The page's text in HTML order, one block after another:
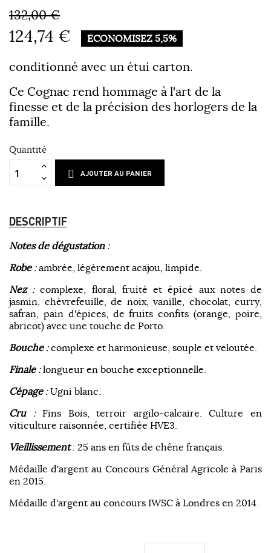
132,00 €
124,74 € ÉCONOMISEZ 5,5%
conditionné avec un étui carton.
Ce Cognac rend hommage à l'art de la
finesse et de la précision des horlogers de la
famille.
Quantité
AJOUTER AU PANIER
DESCRIPTIF
Notes de dégustation:
Robe:ambrée, légèrement acajou, limpide.
Nez:complexe, floral, fruité et épicé aux notes de
jasmin, chèvrefeuille, de noix, vanille, chocolat, curry,
safran, pain d'épices, de fruits confits (orange, poire,
abricot) avec une touche de Porto.
Bouche:complexe et harmonieuse, souple et veloutée.
Finale:longueur en bouche exceptionnelle.
Cépage:Ugni blanc.
Cru:Fins Bois, terroir argilo-calcaire. Culture en
viticulture raisonnée, certifiée HVE3.
Vieillissement: 25 ans en fûts de chêne français.
Médaille d'argent au Concours Général Agricole à Paris
en 2015.
Médaille d'argent au concours IWSC à Londres en 2014.